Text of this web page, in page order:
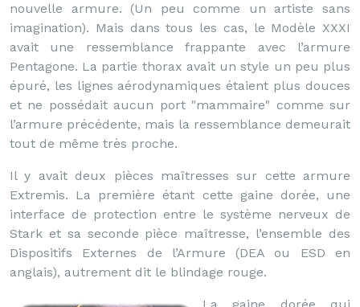
nouvelle armure. (Un peu comme un artiste sans
imagination). Mais dans tous les cas, le Modèle XXXI
avait une ressemblance frappante avec l’armure
Pentagone. La partie thorax avait un style un peu plus
épuré, les lignes aérodynamiques étaient plus douces
et ne possédait aucun port "mammaire" comme sur
l’armure précédente, mais la ressemblance demeurait
tout de même très proche.
Il y avait deux pièces maîtresses sur cette armure
Extremis. La première étant cette gaine dorée, une
interface de protection entre le système nerveux de
Stark et sa seconde pièce maîtresse, l’ensemble des
Dispositifs Externes de l’Armure (DEA ou ESD en
anglais), autrement dit le blindage rouge.